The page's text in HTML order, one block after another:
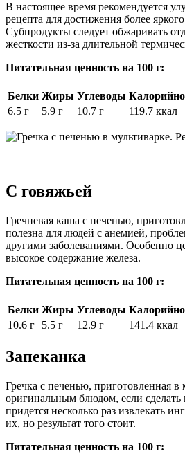
В настоящее время рекомендуется
рецепта для достижения более
Субпродукты следует обжаривать
жесткости из-за длительной
Питательная ценность на 100 г:
Белки Жиры Углеводы
6.5 г
5.9 г 10.7 г 119.7 ккал
С говяжьей
Гречневая каша с печенью,
полезна для людей с анемией,
другими заболеваниями. Особенно
высокое содержание железа.
Питательная ценность на 100 г:
Белки Жиры Углеводы
10.6 г
5.5 г 12.9 г 141.4 ккал
Запеканка
Гречка с печенью, приготовленная в
оригинальным блюдом, если сделать
придется несколько раз извлекать
их, но результат того стоит.
Питательная ценность на 100 г: